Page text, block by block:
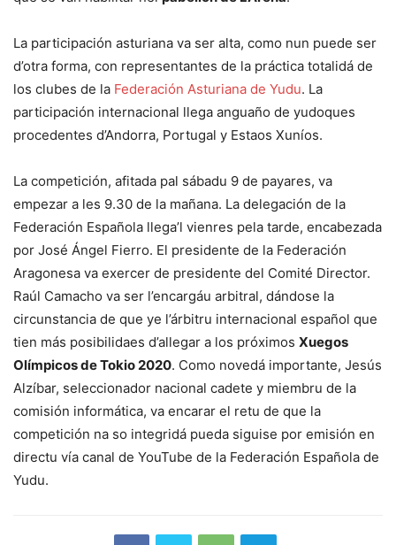
La participación asturiana va ser alta, como nun puede ser
d’otra forma, con representantes de la práctica totalidá de
los clubes de la Federación Asturiana de Yudu. La
participación internacional llega anguaño de yudoques
procedentes d’Andorra, Portugal y Estaos Xuníos.
La competición, afitada pal sábadu 9 de payares, va
empezar a les 9.30 de la mañana. La delegación de la
Federación Española llega’l vienres pela tarde, encabezada
por José Ángel Fierro. El presidente de la Federación
Aragonesa va exercer de presidente del Comité Director.
Raúl Camacho va ser l’encargáu arbitral, dándose la
circunstancia de que ye l’árbitru internacional español que
tien más posibilidaes d’allegar a los próximos Xuegos
Olímpicos de Tokio 2020. Como novedá importante, Jesús
Alzíbar, seleccionador nacional cadete y miembru de la
comisión informática, va encarar el retu de que la
competición na so integridá pueda siguise por emisión en
directu vía canal de YouTube de la Federación Española de
Yudu.